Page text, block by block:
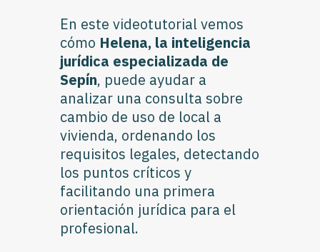
En este videotutorial vemos
cómo Helena, la inteligencia
jurídica especializada de
Sepín, puede ayudar a
analizar una consulta sobre
cambio de uso de local a
vivienda, ordenando los
requisitos legales, detectando
los puntos críticos y
facilitando una primera
orientación jurídica para el
profesional.